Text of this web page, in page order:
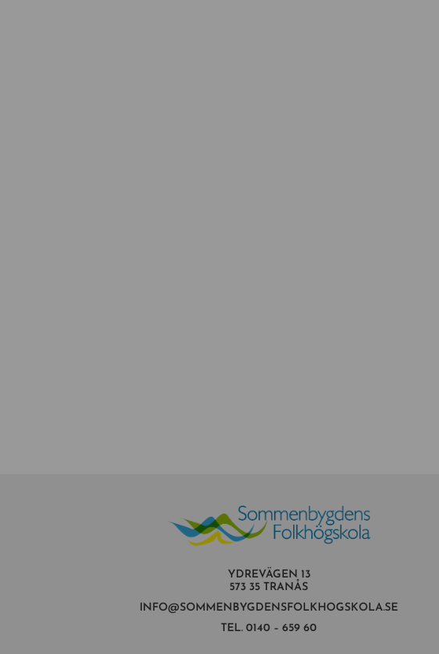
YDREVÄGEN 13
573 35 TRANÅS
INFO@SOMMENBYGDENSFOLKHOGSKOLA.SE
TEL. 0140 – 659 60